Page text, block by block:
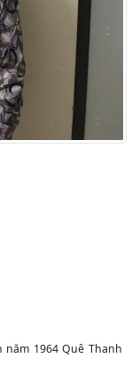
năm 1964 Quê Thanh